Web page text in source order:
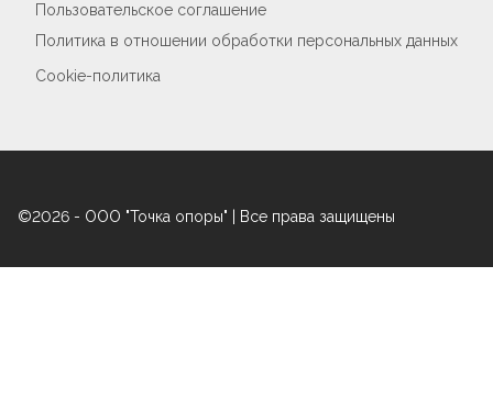
Пользовательское соглашение
Политика в отношении обработки персональных данных
Cookie-политика
©2026 - ООО "Точка опоры" | Все права защищены